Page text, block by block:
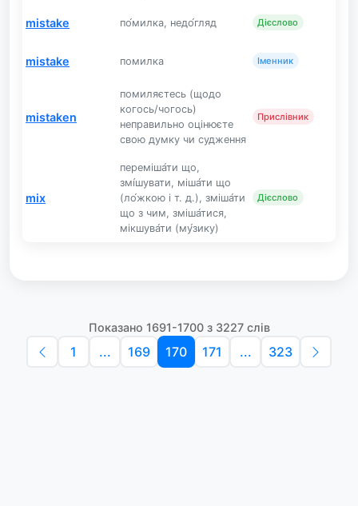
mistake по́милка, недо́гляд Дієслово
mistake помилка Іменник
mistaken
помиляєтесь (щодо
когось/чогось)
неправильно оцінюєте
свою думку чи судження
Прислівник
mix
переміша́ти що,
змі́шувати, міша́ти що
(ло́жкою і т. д.), зміша́ти
що з чим, зміша́тися,
мікшува́ти (му́зику)
Дієслово
Показано 1691-1700 з 3227 слів
1 ... 169 170 171 ... 323